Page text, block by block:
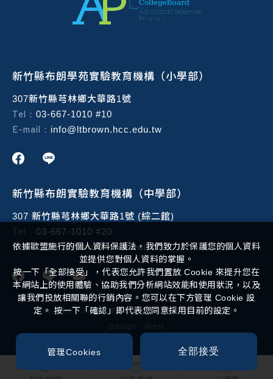
新竹縣布朗學苑實驗教育機構（小學部）
307新竹縣芎林鄉大華路1號
Tel： 03-667-1010 #10
E-mail： info@ltbrown.hcc.edu.tw
新竹縣布朗實驗教育機構（中學部）
307 新竹縣芎林鄉大華路1號 (綜二館)
Tel： 03-667-1010 #20
E-mail：info@ltbrown.hcc.edu.tw
Copyright © 2026 布朗實驗教育機構 All Rights Reserved.
Design - iBest
依據歐盟施行的個人資料保護法，我們致力於保護您的個人資料
並提供您對個人資料的掌握。
按一下「全部接受」，代表您允許我們置放 Cookie 來提升您在
本網站上的使用體驗、協助我們分析網站效能和使用狀況，以及
讓我們投放相關聯的行銷內容。您可以在下方管理 Cookie 設
定。 按一下「確認」即代表您同意採用目前的設定。
管理Cookies 全部接受